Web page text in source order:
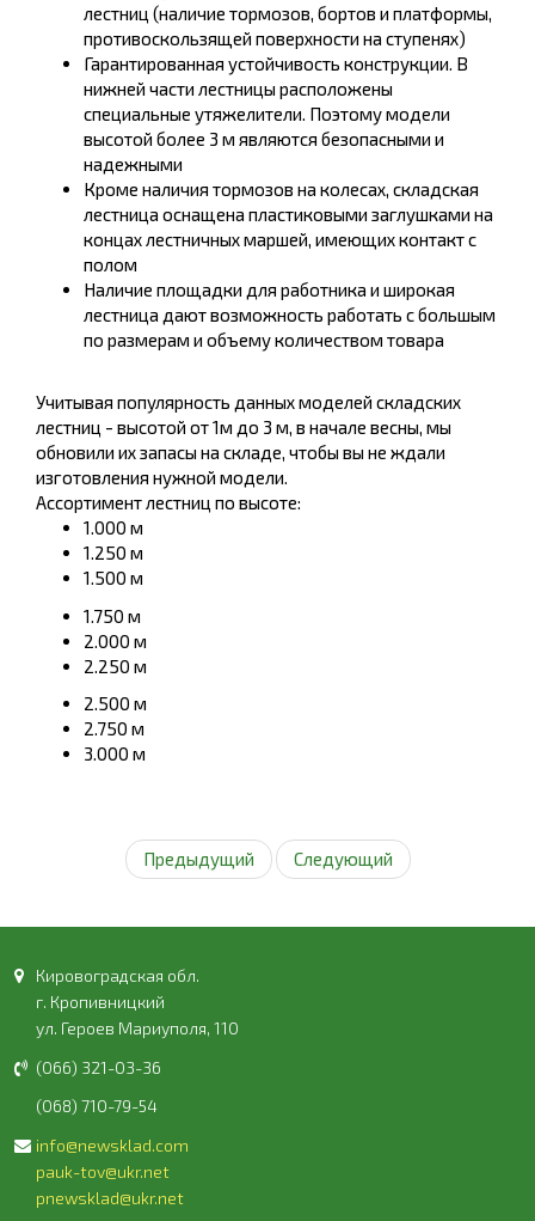
лестниц (наличие тормозов, бортов и платформы,
противоскользящей поверхности на ступенях)
Гарантированная устойчивость конструкции. В
нижней части лестницы расположены
специальные утяжелители. Поэтому модели
высотой более 3 м являются безопасными и
надежными
Кроме наличия тормозов на колесах, складская
лестница оснащена пластиковыми заглушками на
концах лестничных маршей, имеющих контакт с
полом
Наличие площадки для работника и широкая
лестница дают возможность работать с большым
по размерам и объему количеством товара
Учитывая популярность данных моделей складских
лестниц - высотой от 1м до 3 м, в начале весны, мы
обновили их запасы на складе, чтобы вы не ждали
изготовления нужной модели.
Ассортимент лестниц по высоте:
1.000 м
1.250 м
1.500 м
1.750 м
2.000 м
2.250 м
2.500 м
2.750 м
3.000 м
Предыдущий Следующий
Кировоградская обл.
г. Кропивницкий
ул. Героев Мариуполя, 110
(066) 321-03-36
(068) 710-79-54
info@newsklad.com
pauk-tov@ukr.net
pnewsklad@ukr.net